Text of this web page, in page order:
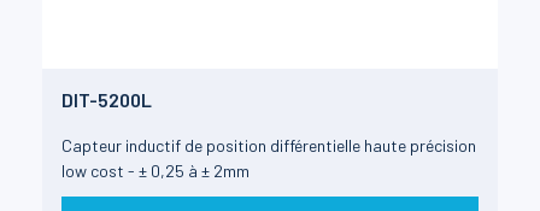
DIT-5200L
Capteur inductif de position différentielle haute précision
low cost - ± 0,25 à ± 2mm